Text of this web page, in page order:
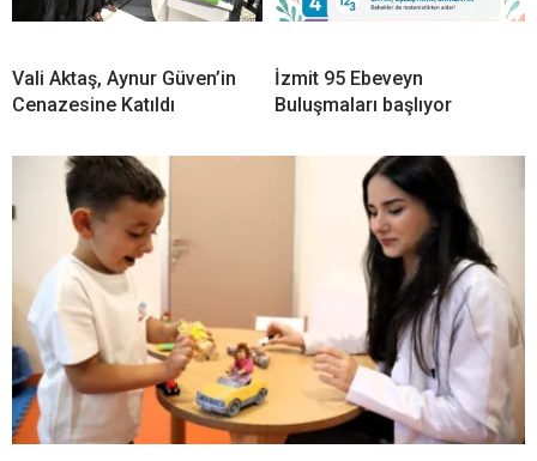
Vali Aktaş, Aynur Güven’in
Cenazesine Katıldı
İzmit 95 Ebeveyn
Buluşmaları başlıyor